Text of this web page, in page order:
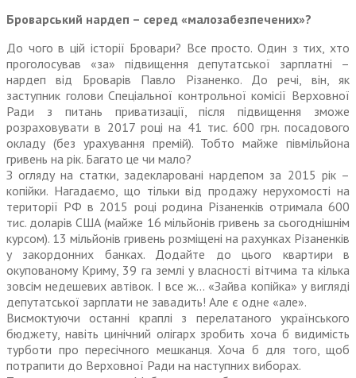
Броварський нардеп – серед «малозабезпечених»?
До чого в цій історії Бровари? Все просто. Один з тих, хто
проголосував «за» підвищення депутатської зарплатні –
нардеп від Броварів Павло Різаненко. До речі, він, як
заступник голови Спеціальної контрольної комісії Верховної
Ради з питань приватизації, після підвищення зможе
розраховувати в 2017 році на 41 тис. 600 грн. посадового
окладу (без урахування премій). Тобто майже півмільйона
гривень на рік. Багато це чи мало?
З огляду на статки, задекларовані нардепом за 2015 рік –
копійки. Нагадаємо, що тільки від продажу нерухомості на
території РФ в 2015 році родина Різаненків отримала 600
тис. доларів США (майже 16 мільйонів гривень за сьогоднішнім
курсом). 13 мільйонів гривень розміщені на рахунках Різаненків
у закордонних банках. Додайте до цього квартири в
окупованому Криму, 39 га землі у власності вітчима та кілька
зовсім недешевих автівок. І все ж… «Зайва копійка» у вигляді
депутатської зарплати не завадить! Але є одне «але».
Висмоктуючи останні краплі з перелатаного українського
бюджету, навіть цинічний олігарх зробить хоча б видимість
турботи про пересічного мешканця. Хоча б для того, щоб
потрапити до Верховної Ради на наступних виборах.